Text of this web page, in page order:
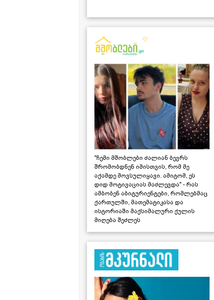
"ჩემი მშობლები ძალიან ბევრს
შრომობდნენ იმისთვის, რომ მე
აქამდე მოვსულიყავი. ამიტომ, ეს
დიდ მოტივაციას მაძლევდა" - რას
ამბობენ აბიტურიენტები, რომლებმაც
ქართულში, მათემატიკასა და
ისტორიაში მაქსიმალური ქულის
მიღება შეძლეს